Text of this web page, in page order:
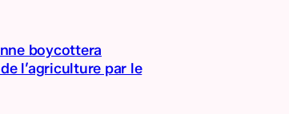
boycottera
l’agriculture par le